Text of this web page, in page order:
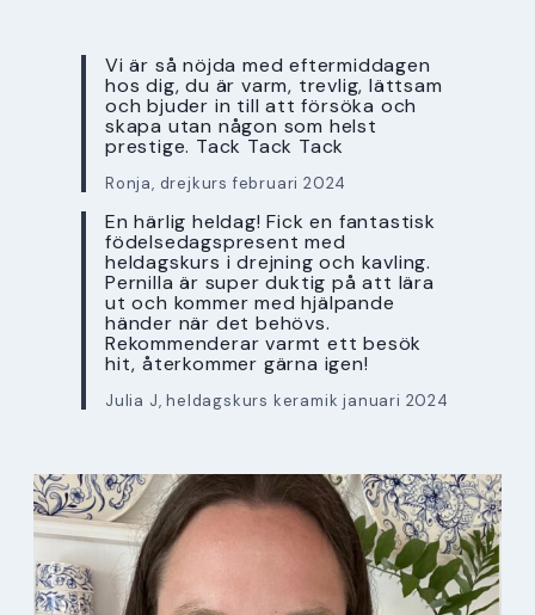
Vi är så nöjda med eftermiddagen
hos dig, du är varm, trevlig, lättsam
och bjuder in till att försöka och
skapa utan någon som helst
prestige. Tack Tack Tack
Ronja, drejkurs februari 2024
En härlig heldag! Fick en fantastisk
födelsedagspresent med
heldagskurs i drejning och kavling.
Pernilla är super duktig på att lära
ut och kommer med hjälpande
händer när det behövs.
Rekommenderar varmt ett besök
hit, återkommer gärna igen!
Julia J, heldagskurs keramik januari 2024